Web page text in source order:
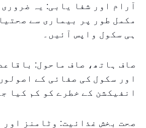
آرام اور شفا یابی: یہ
مکمل طور پر بیماری سے
ہی سکول واپس آئیں۔
صاف ہاتھ، صاف ماحول:
اور سکول کی صفائی کے
انفیکشن کے خطرے کو کم کیا
صحت بخش غذائیت: وٹامنز اور